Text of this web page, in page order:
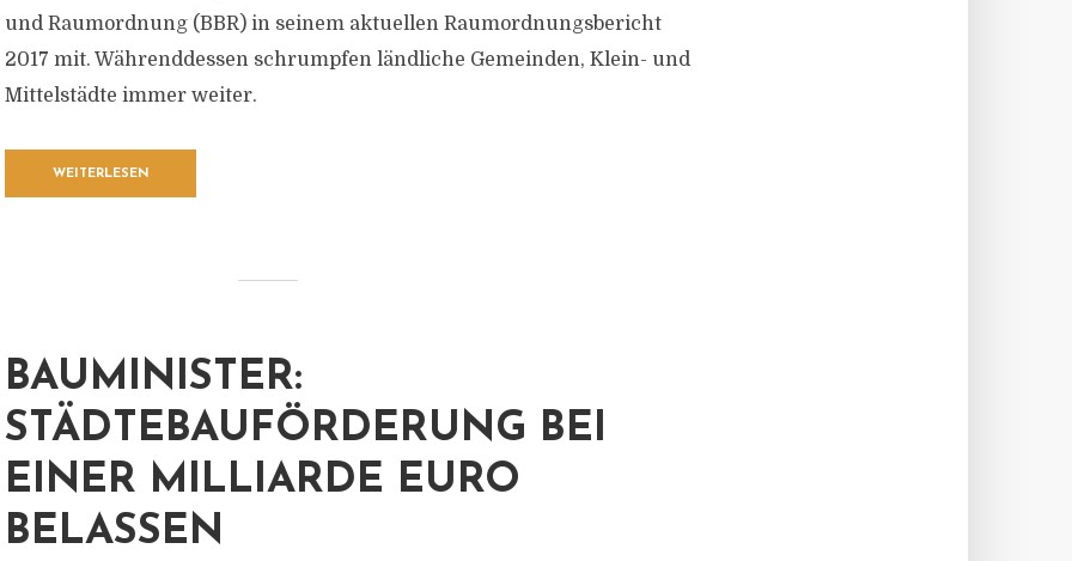
und Raumordnung (BBR) in seinem aktuellen Raumordnungsbericht
2017 mit. Währenddessen schrumpfen ländliche Gemeinden, Klein- und
Mittelstädte immer weiter.
WEITERLESEN
BAUMINISTER:
STÄDTEBAUFÖRDERUNG BEI
EINER MILLIARDE EURO
BELASSEN